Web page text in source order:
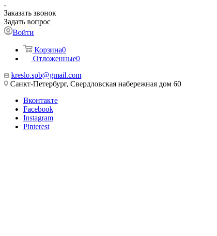
Заказать звонок
Задать вопрос
Войти
Корзина0
Отложенные0
kreslo.spb@gmail.com
Санкт-Петербург, Свердловская набережная дом 60
Вконтакте
Facebook
Instagram
Pinterest